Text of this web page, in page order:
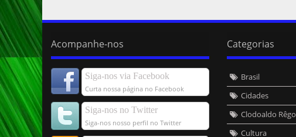
Acompanhe-nos
Siga-nos via Facebook
Curta nossa página no Facebook
Siga-nos no Twitter
Siga-nos nosso perfil no Twitter
Categorias
Brasil
Cidades
Clodoaldo Rêgo
Cultura